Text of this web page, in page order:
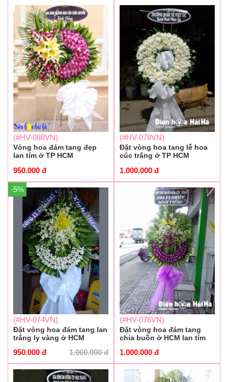
(#HV-088VN)
Vòng hoa đám tang đẹp
lan tím ở TP HCM
950.000 đ
(#HV-078VN)
Đặt vòng hoa tang lễ hoa
cúc trắng ở TP HCM
1.000.000 đ
-5%
(#HV-074VN)
Đặt vòng hoa đám tang lan
trắng ly vàng ở HCM
1.000.000đ
950.000 đ
(#HV-076VN)
Đặt vòng hoa đám tang
chia buồn ở HCM lan tím
1.000.000 đ